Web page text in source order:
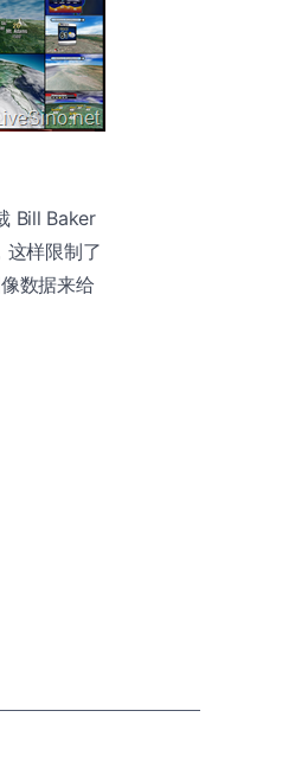
Bill Baker
这样限制了
数据来给